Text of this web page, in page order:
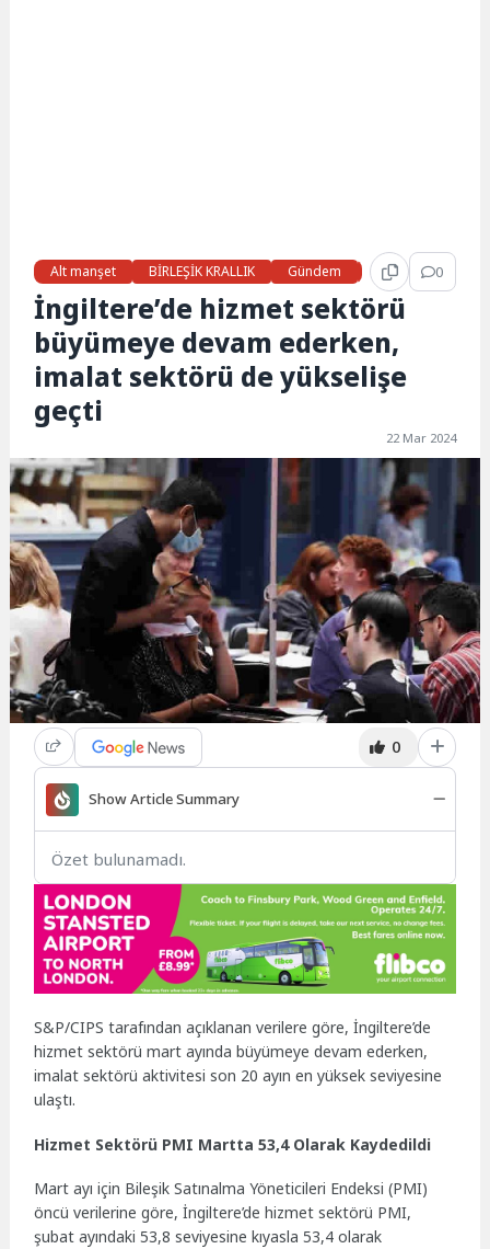
Alt manşet BİRLEŞİK KRALLIK Gündem Haberler 0
İngiltere’de hizmet sektörü
büyümeye devam ederken,
imalat sektörü de yükselişe
geçti
22 Mar 2024
0
Show Article Summary
Özet bulunamadı.
S&P/CIPS tarafından açıklanan verilere göre, İngiltere’de
hizmet sektörü mart ayında büyümeye devam ederken,
imalat sektörü aktivitesi son 20 ayın en yüksek seviyesine
ulaştı.
Hizmet Sektörü PMI Martta 53,4 Olarak Kaydedildi
Mart ayı için Bileşik Satınalma Yöneticileri Endeksi (PMI)
öncü verilerine göre, İngiltere’de hizmet sektörü PMI,
şubat ayındaki 53,8 seviyesine kıyasla 53,4 olarak